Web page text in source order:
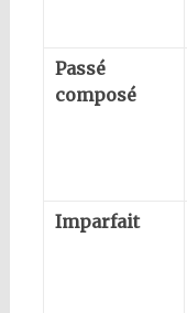
Passé
composé
Imparfait